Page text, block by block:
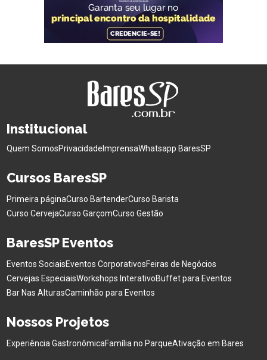
Institucional
Quem SomosPrivacidade ImprensaWhatsapp BaresSP
Cursos BaresSP
Primeira páginaCurso BartenderCurso Barista
Curso CervejaCurso GarçomCurso Gestão
BaresSP Eventos
Eventos SociaisEventos CorporativosFeiras de Negócios
Cervejas EspeciaisWorkshops InterativoBuffet para Eventos
Bar Nas AlturasCaminhão para Eventos
Nossos Projetos
Experiência GastronômicaFamília no ParqueAtivação em Bares